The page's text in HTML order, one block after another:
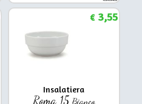
Insalatiera
Roma 15 Bianco
€3,55